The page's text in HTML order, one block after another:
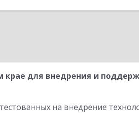
для внедрения и
на внедрение